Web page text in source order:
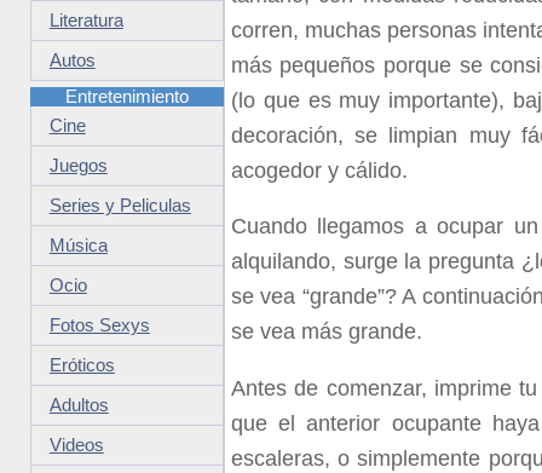
corren, muchas personas
más pequeños porque se
(lo que es muy importante),
decoración, se limpian muy
acogedor y cálido.
Cuando llegamos a ocupar
alquilando, surge la pregunta
se vea “grande”? A
se vea más grande.
Antes de comenzar, imprime
que el anterior ocupante
escaleras, o simplemente
Literatura
Autos
Entretenimiento
Cine
Juegos
Series y Peliculas
Música
Ocio
Fotos Sexys
Eróticos
Adultos
Videos